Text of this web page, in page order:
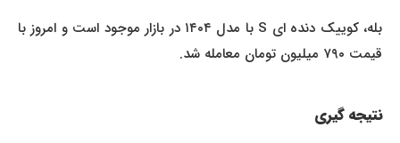
بله، کوییک دنده ای S با مدل ۱۴۰۴ در بازار موجود است و امروز با
قیمت ۷۹۰ میلیون تومان معامله شد.
نتیجه گیری